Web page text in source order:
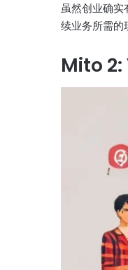
虽然创业确实
续业务所需的
Mito